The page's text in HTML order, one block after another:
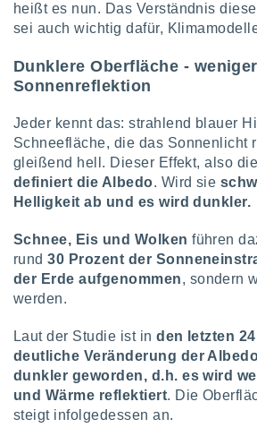
zur
und
Inhalte,
und der
von
1199
heißt es nun. Das Verständnis
sei auch wichtig dafür,
Dunklere Oberfläche - weniger
Sonnenreflektion
Jeder kennt das: strahlend blauer
Schneefläche, die das Sonnenlicht
gleißend hell. Dieser Effekt, also die
definiert die Albedo. Wird sie
Helligkeit ab und es wird dunkler.
Schnee, Eis und Wolken führen
rund30 Prozent der
der Erde aufgenommen, sondern
werden.
Laut der Studie ist inden letzten
deutliche Veränderung der
dunkler geworden, d.h. es wird
und Wärme reflektiert. Die
steigt infolgedessen an.